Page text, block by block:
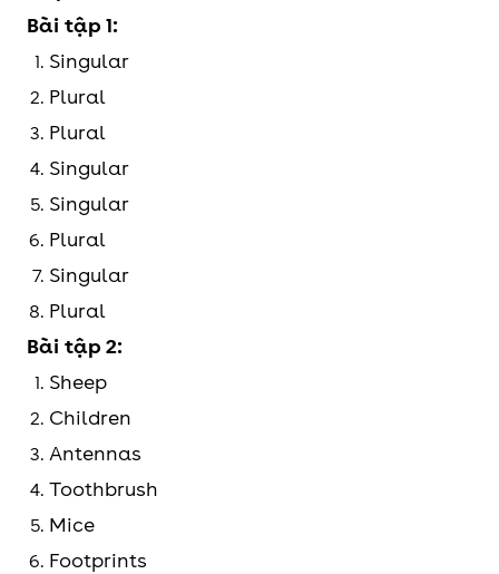
Bài tập 1:
Singular
Plural
Plural
Singular
Singular
Plural
Singular
Plural
Bài tập 2:
Sheep
Children
Antennas
Toothbrush
Mice
Footprints